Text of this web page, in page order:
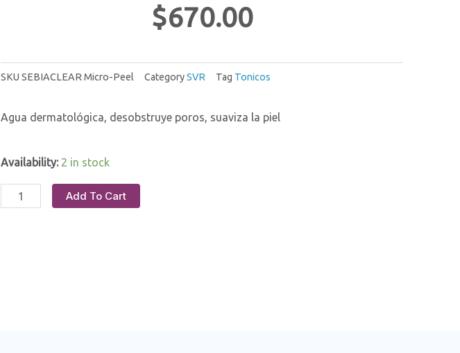
$670.00
SKU SEBIACLEAR Micro-Peel CategorySVR Tag Tonicos
Agua dermatológica, desobstruye poros, suaviza la piel
Availability: 2 in stock
Add To Cart